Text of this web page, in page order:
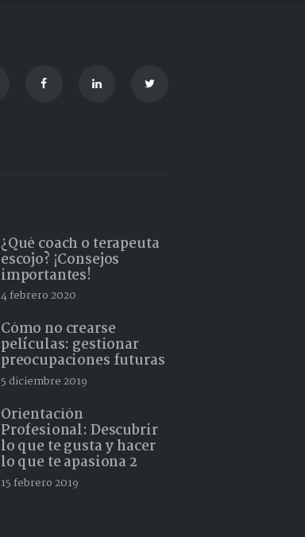
¿Qué coach o terapeuta
escojo? ¡Consejos
importantes!
4 febrero 2020
Cómo no crearse
películas: gestionar
preocupaciones futuras
5 diciembre 2019
Orientación
Profesional: Descubrir
lo que te gusta y hacer
lo que te apasiona 2
15 febrero 2019